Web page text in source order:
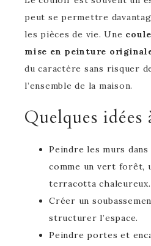
peut se permettre
les pièces de vie. Une
mise en peinture
du caractère sans risquer
l’ensemble de la maison.
Quelques idées
Peindre les murs
comme un vert forêt,
terracotta chaleureux.
Créer un
structurer l’espace.
Peindre portes et